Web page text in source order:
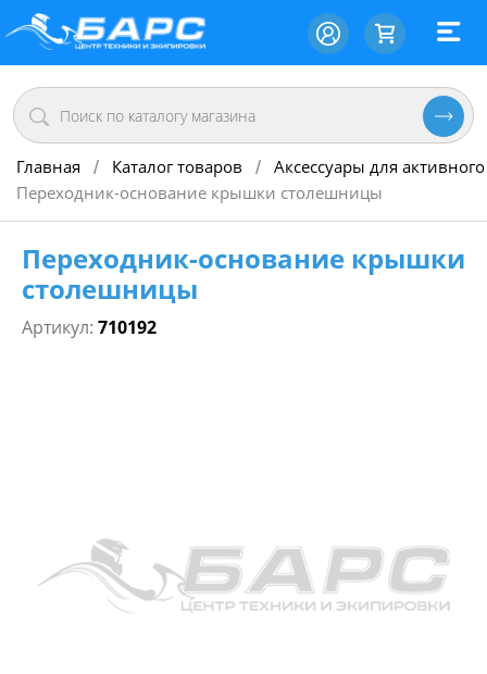
Главная / Каталог товаров / Аксессуары для
Переходник-основание крышки столешницы
Переходник-основание крышки
столешницы
Артикул: 710192